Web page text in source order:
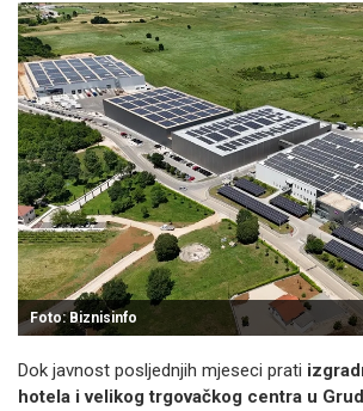
Foto: Biznisinfo
Dok javnost posljednjih mjeseci prati
hotela i velikog trgovačkog centra u